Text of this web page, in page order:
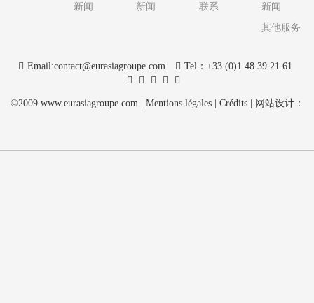
新闻
新闻
联系
新闻
其他服务
Email:contact@eurasiagroupe.com Tel：+33 (0)1 48 39 21 61
©2009 www.eurasiagroupe.com | Mentions légales | Crédits | 网站设计：